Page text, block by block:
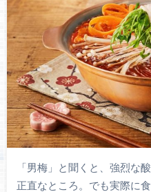
「男梅」と聞くと、強烈な
正直なところ。でも実際に